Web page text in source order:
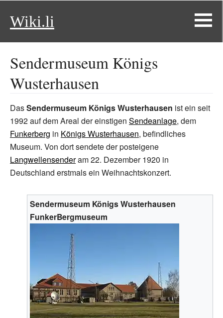
Wiki.li
Sendermuseum Königs
Wusterhausen
DasSendermuseum Königs Wusterhausen ist ein seit
1992 auf dem Areal der einstigen Sendeanlage, dem
Funkerberg in Königs Wusterhausen, befindliches
Museum. Von dort sendete der posteigene
Langwellensenderam 22. Dezember 1920 in
Deutschland erstmals ein Weihnachtskonzert.
Sendermuseum Königs Wusterhausen
FunkerBergmuseum